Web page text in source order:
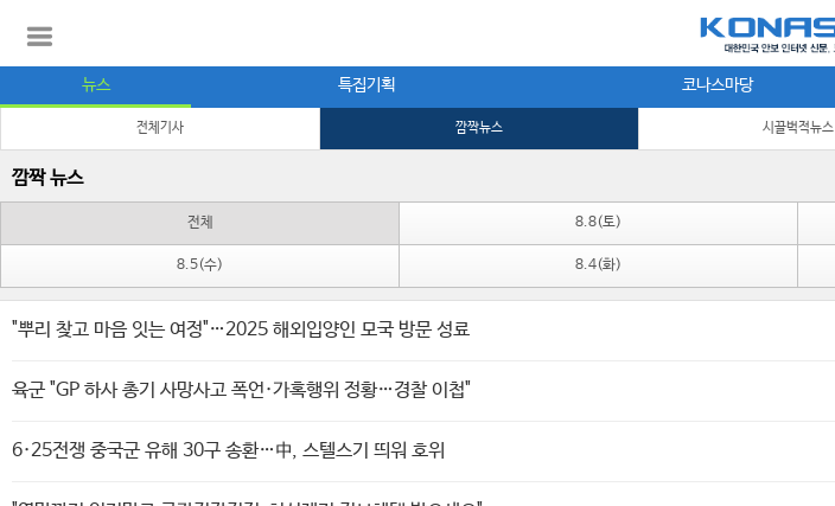
뉴스 특집기획 코나스마당
전체기사 깜짝뉴스 시끌벅적뉴스
깜짝 뉴스
전체 8.8(토)
8.5(수) 8.4(화)
"뿌리 찾고 마음 잇는 여정"…2025 해외입양인 모국 방문 성료
육군 "GP 하사 총기 사망사고 폭언·가혹행위 정황…경찰 이첩"
6·25전쟁 중국군 유해 30구 송환…中, 스텔스기 띄워 호위